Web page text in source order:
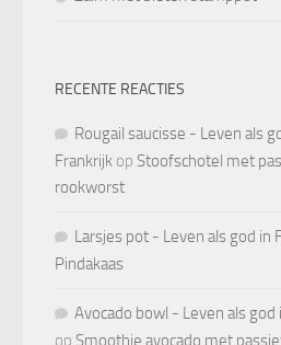
RECENTE REACTIES
Rougail saucisse - Leven als
Frankrijk op Stoofschotel met
rookworst
Larsjes pot - Leven als god in
Pindakaas
Avocado bowl - Leven als god
op Smoothie avocado met